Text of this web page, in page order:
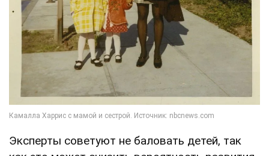
Эксперты советуют не баловать детей, так